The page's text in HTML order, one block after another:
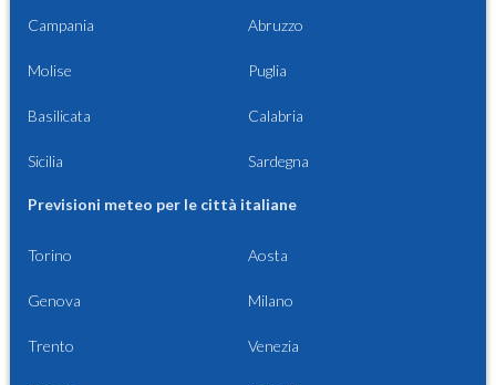
Campania Abruzzo
Molise Puglia
Basilicata Calabria
Sicilia Sardegna
Previsioni meteo per le città italiane
Torino Aosta
Genova Milano
Trento Venezia